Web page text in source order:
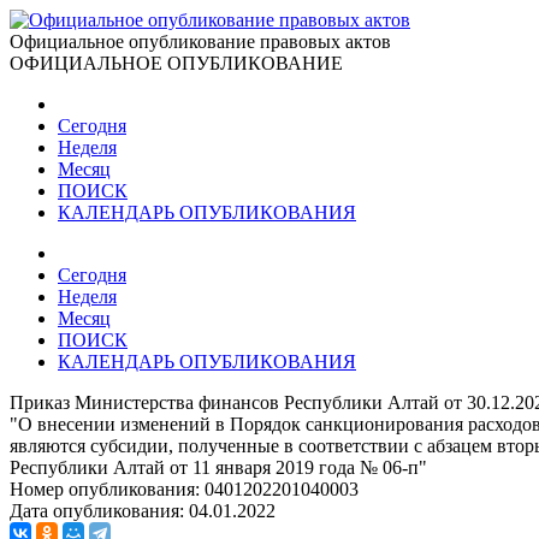
Официальное опубликование правовых актов
ОФИЦИАЛЬНОЕ ОПУБЛИКОВАНИЕ
Сегодня
Неделя
Месяц
ПОИСК
КАЛЕНДАРЬ ОПУБЛИКОВАНИЯ
Сегодня
Неделя
Месяц
ПОИСК
КАЛЕНДАРЬ ОПУБЛИКОВАНИЯ
Приказ Министерства финансов Республики Алтай от
"О внесении изменений в Порядок санкционирования
являются субсидии, полученные в соответствии с абзацем
Республики Алтай от 11 января 2019 года № 06-п"
Номер опубликования: 0401202201040003
Дата опубликования: 04.01.2022